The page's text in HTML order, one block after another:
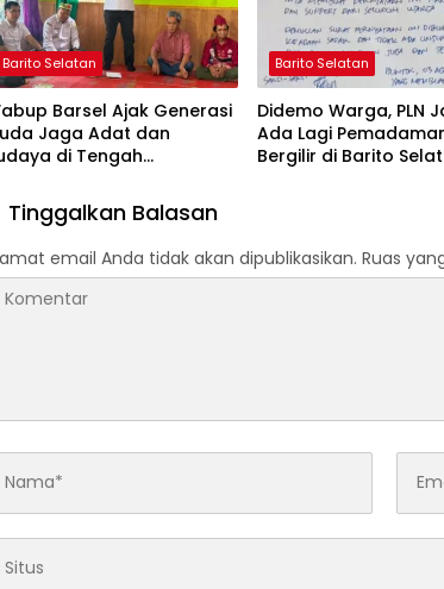
Barito Selatan
Barsel Ajak Generasi
Jaga Adat dan
di Tengah
Barito Selatan
Didemo Warga, PLN
Ada Lagi
Bergilir di Barito
Tinggalkan Balasan
email Anda tidak akan dipublikasikan. Ruas